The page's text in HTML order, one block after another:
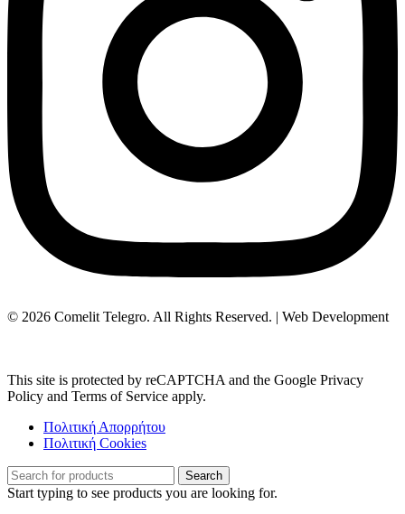
© 2026 Comelit Telegro. All Rights Reserved. | Web Development
This site is protected by reCAPTCHA and the Google Privacy
Policy and Terms of Service apply.
Πολιτική Απορρήτου
Πολιτική Cookies
Search
Start typing to see products you are looking for.